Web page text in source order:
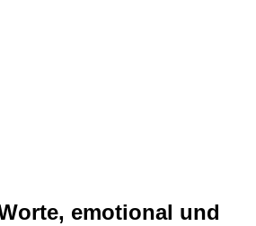
emotional und